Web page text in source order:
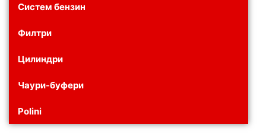
Систем бензин
Филтри
Цилиндри
Чаури-буфери
Polini